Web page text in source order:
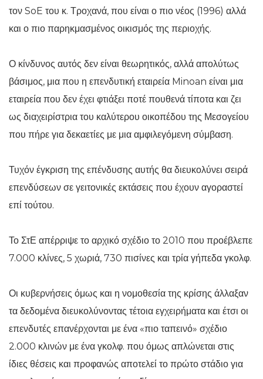
τον SoE του κ. Τροχανά, που είναι ο πιο νέος (1996) αλλά
και ο πιο παρηκμασμένος οικισμός της περιοχής.
Ο κίνδυνος αυτός δεν είναι θεωρητικός, αλλά απολύτως
βάσιμος, μια που η επενδυτική εταιρεία Minoan είναι μια
εταιρεία που δεν έχει φτιάξει ποτέ πουθενά τίποτα και ζει
ως διαχειρίστρια του καλύτερου οικοπέδου της Μεσογείου
που πήρε για δεκαετίες με μια αμφιλεγόμενη σύμβαση.
Τυχόν έγκριση της επένδυσης αυτής θα διευκολύνει σειρά
επενδύσεων σε γειτονικές εκτάσεις που έχουν αγοραστεί
επί τούτου.
Το ΣτΕ απέρριψε το αρχικό σχέδιο το 2010 που προέβλεπε
7.000 κλίνες, 5 χωριά, 730 πισίνες και τρία γήπεδα γκολφ.
Οι κυβερνήσεις όμως και η νομοθεσία της κρίσης άλλαξαν
τα δεδομένα διευκολύνοντας τέτοια εγχειρήματα και έτσι οι
επενδυτές επανέρχονται με ένα «πιο ταπεινό» σχέδιο
2.000 κλινών με ένα γκολφ. που όμως απλώνεται στις
ίδιες θέσεις και προφανώς αποτελεί το πρώτο στάδιο για